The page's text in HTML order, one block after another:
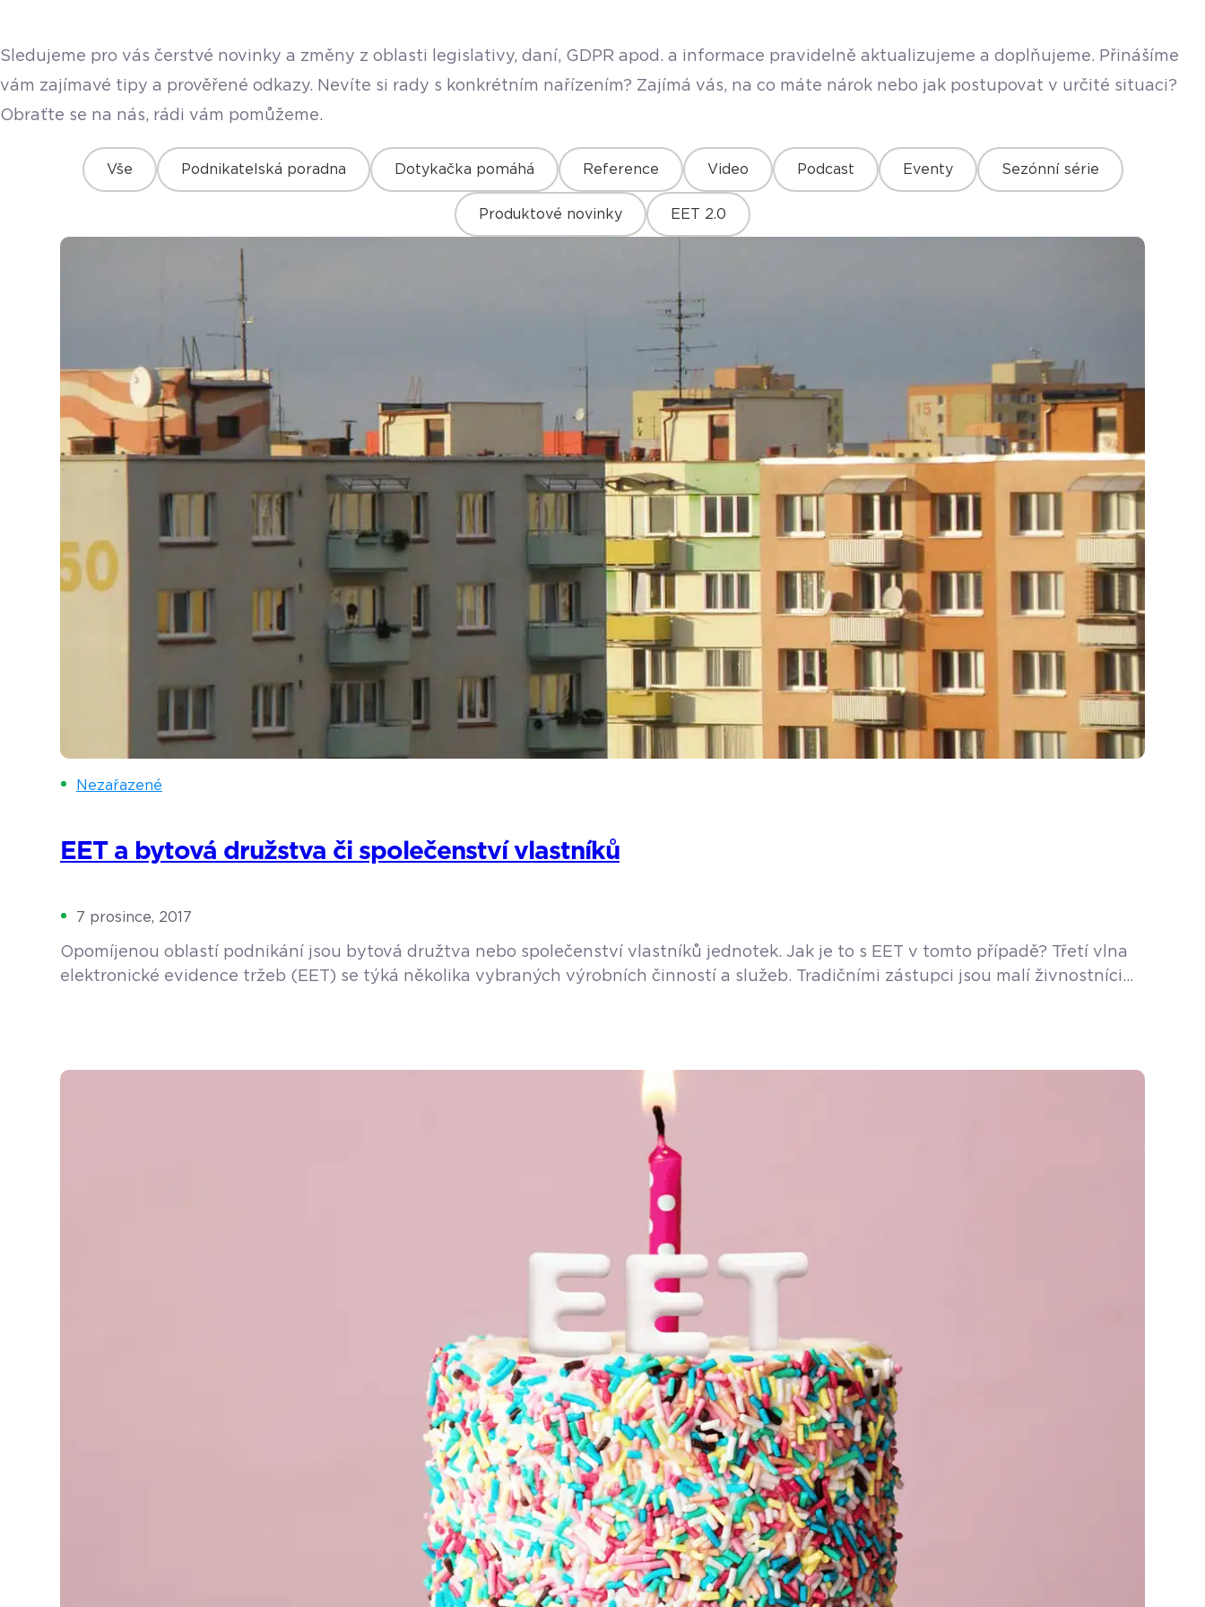
Sledujeme pro vás čerstvé novinky a změny z oblasti legislativy, daní, GDPR apod. a informace pravidelně aktualizujeme a doplňujeme. Přinášíme
vám zajímavé tipy a prověřené odkazy. Nevíte si rady s konkrétním nařízením? Zajímá vás, na co máte nárok nebo jak postupovat v určité situaci?
Obraťte se na nás, rádi vám pomůžeme.
Vše Podnikatelská poradna Dotykačka pomáhá Reference Video Podcast Eventy Sezónní série
Produktové novinky EET 2.0
Nezařazené
EET a bytová družstva či společenství vlastníků
7 prosince, 2017
Opomíjenou oblastí podnikání jsou bytová družtva nebo společenství vlastníků jednotek. Jak je to s EET v tomto případě? Třetí vlna
elektronické evidence tržeb (EET) se týká několika vybraných výrobních činností a služeb. Tradičními zástupci jsou malí živnostníci